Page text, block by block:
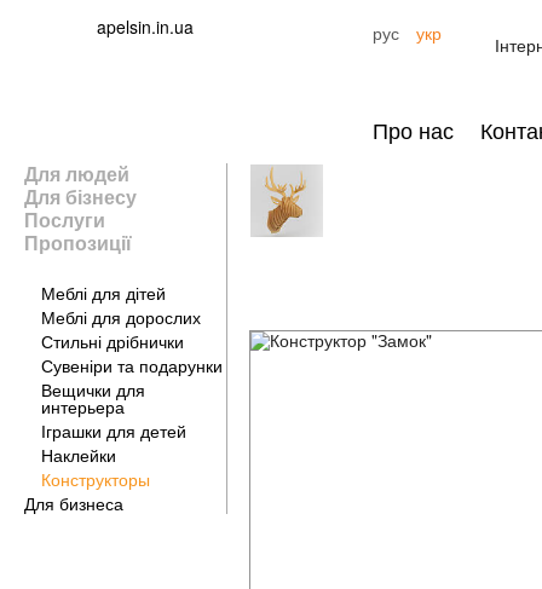
apelsin.in.ua рус укр
Про нас
Для людей
Для бізнесу
Послуги
Пропозиції
Меблі для дітей
Меблі для дорослих
Стильні дрібнички
Сувеніри та подарунки
Вещички для
интерьера
Іграшки для детей
Наклейки
Конструкторы
Для бизнеса